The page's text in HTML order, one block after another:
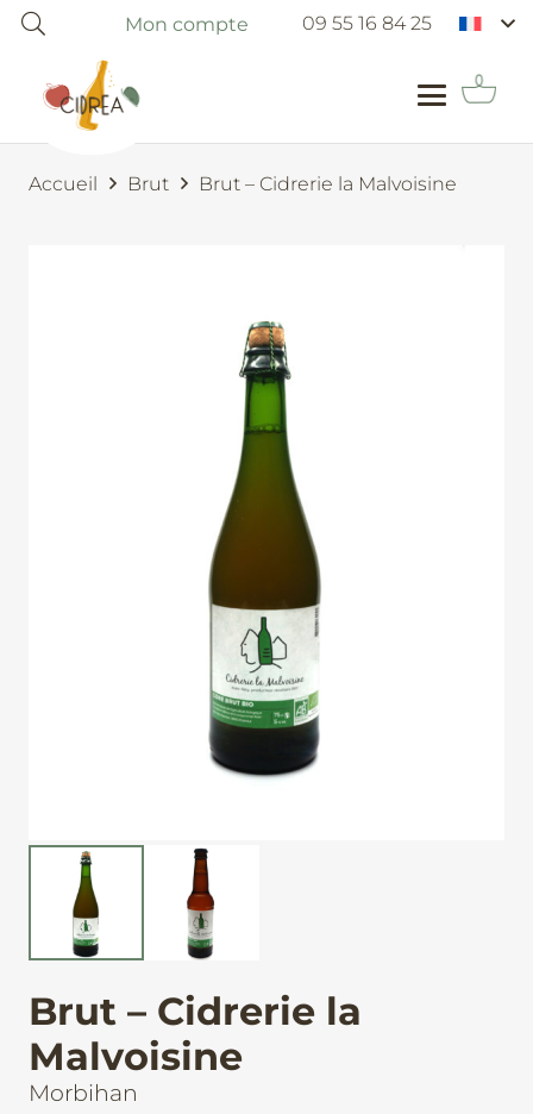
Mon compte 09 55 16 84 25
Accueil Brut Brut – Cidrerie la Malvoisine
Brut – Cidrerie la
Malvoisine
Morbihan